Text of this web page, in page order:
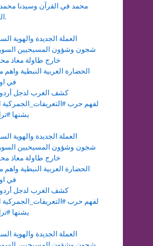
محمد في القرآن وسيدنا
السنة.
العملة الجديدة والهوية
شجون وشؤون المسيحيين
خارج طاولة معاذ
الحضارة العربية النبطية واهم
في
كشف الغرب لدجل
لفهم حرب #التعريفات_الجمركية
يشنها
العملة الجديدة والهوية
شجون وشؤون المسيحيين
خارج طاولة معاذ
الحضارة العربية النبطية واهم
في
كشف الغرب لدجل
لفهم حرب #التعريفات_الجمركية
يشنها
العملة الجديدة والهوية